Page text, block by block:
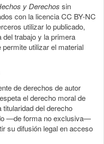
y Derechos sin
con la licencia CC BY-NC
utilizar lo publicado,
trabajo y la primera
utilizar el material
de derechos de autor
el derecho moral de
del derecho
—de forma no exclusiva—
su difusión legal en acceso